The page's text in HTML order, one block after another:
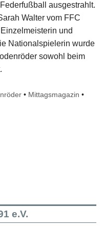
ausgestrahlt.
Walter vom FFC
und
Nationalspielerin wurde
sowohl beim
• Mittagsmagazin •
e.V.